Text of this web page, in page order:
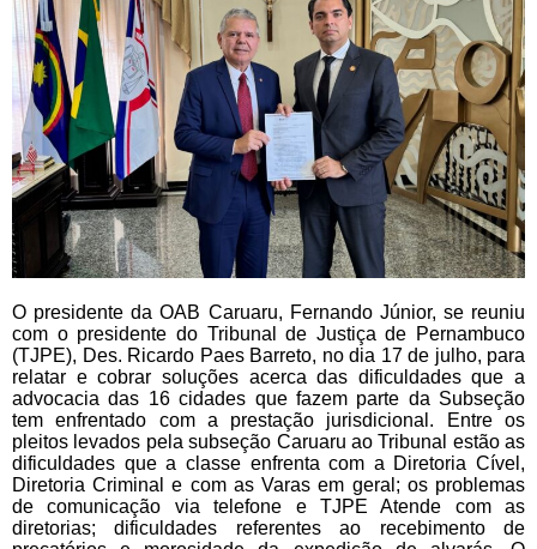
O presidente da OAB Caruaru, Fernando Júnior, se reuniu
com o presidente do Tribunal de Justiça de Pernambuco
(TJPE), Des. Ricardo Paes Barreto, no dia 17 de julho, para
relatar e cobrar soluções acerca das dificuldades que a
advocacia das 16 cidades que fazem parte da Subseção
tem enfrentado com a prestação jurisdicional. Entre os
pleitos levados pela subseção Caruaru ao Tribunal estão as
dificuldades que a classe enfrenta com a Diretoria Cível,
Diretoria Criminal e com as Varas em geral; os problemas
de comunicação via telefone e TJPE Atende com as
diretorias; dificuldades referentes ao recebimento de